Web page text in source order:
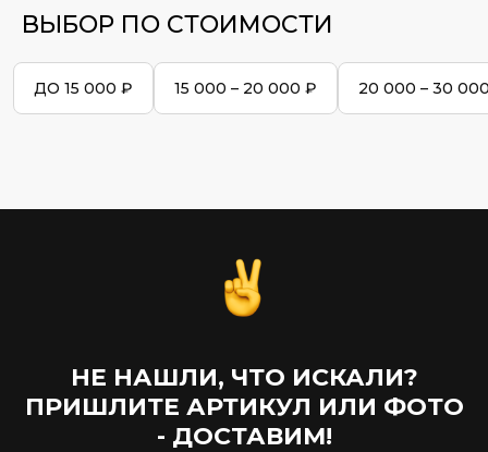
ВЫБОР ПО СТОИМОСТИ
ДО 15 000 ₽ 15 000 – 20 000 ₽ 20 000 – 30
НЕ НАШЛИ, ЧТО ИСКАЛИ?
ПРИШЛИТЕ АРТИКУЛ ИЛИ ФОТО
- ДОСТАВИМ!